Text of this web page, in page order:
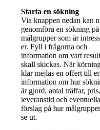
Starta en sökning
Via knappen nedan kan
genomföra en sökning
målgrupper som är
er. Fyll i frågorna och
information om vart
skall skickas. När
klar mejlas en offert till
information om hur
är gjord, antal träffar, pris,
leveranstid och
förslag på hur
se ut.